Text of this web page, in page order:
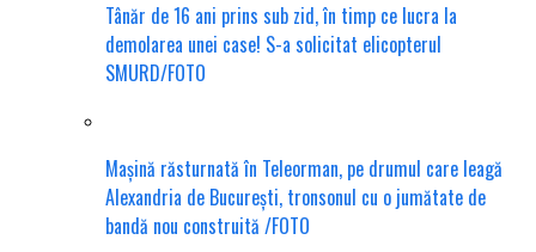
Tânăr de 16 ani prins sub zid, în timp ce lucra la
demolarea unei case! S-a solicitat elicopterul
SMURD/FOTO
Mașină răsturnată în Teleorman, pe drumul care leagă
Alexandria de București, tronsonul cu o jumătate de
bandă nou construită /FOTO